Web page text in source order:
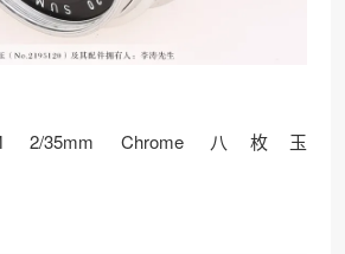
2/35mm Chrome 八枚玉